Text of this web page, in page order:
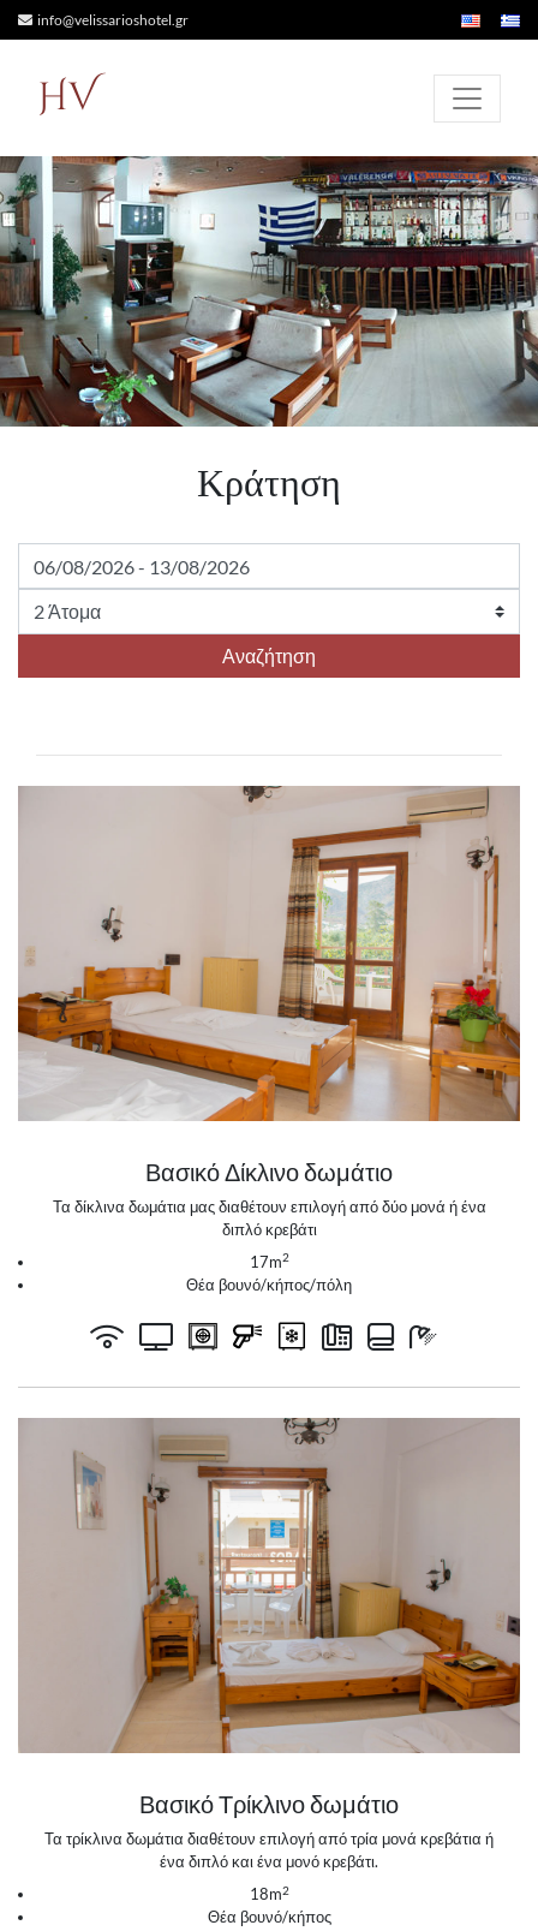
info@velissarioshotel.gr
HV
Κράτηση
Αναζήτηση
Βασικό Δίκλινο δωμάτιο
Τα δίκλινα δωμάτια μας διαθέτουν επιλογή από δύο μονά ή ένα
διπλό κρεβάτι
17m2
Θέα βουνό/κήπος/πόλη
Βασικό Τρίκλινο δωμάτιο
Τα τρίκλινα δωμάτια διαθέτουν επιλογή από τρία μονά κρεβάτια ή
ένα διπλό και ένα μονό κρεβάτι.
18m2
Θέα βουνό/κήπος